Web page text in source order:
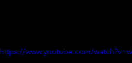
https://www.youtube.com/